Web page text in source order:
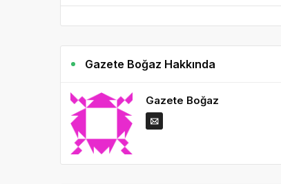
Gazete Boğaz Hakkında
Gazete Boğaz